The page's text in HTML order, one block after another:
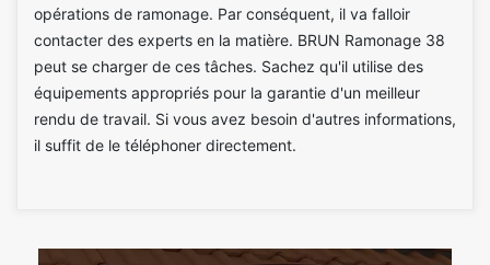
opérations de ramonage. Par conséquent, il va falloir
contacter des experts en la matière. BRUN Ramonage 38
peut se charger de ces tâches. Sachez qu'il utilise des
équipements appropriés pour la garantie d'un meilleur
rendu de travail. Si vous avez besoin d'autres informations,
il suffit de le téléphoner directement.